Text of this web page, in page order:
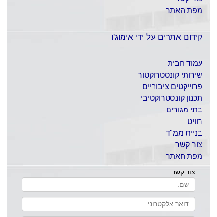
video
מפת האתר
קידום אתרים על ידי אימוג'ו
עמוד הבית
שירותי קונסטרוקטור
פרוייקטים ציבוריים
תכנון קונסטרוקטיבי
בתי מגורים
רוויט
בניית ממ"ד
צור קשר
מפת האתר
צור קשר